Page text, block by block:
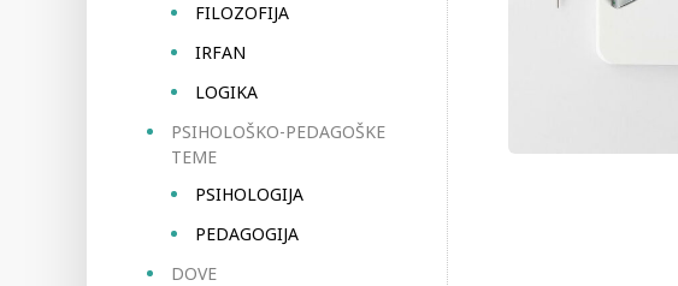
FILOZOFIJA
IRFAN
LOGIKA
PSIHOLOŠKO-PEDAGOŠKE
TEME
PSIHOLOGIJA
PEDAGOGIJA
DOVE